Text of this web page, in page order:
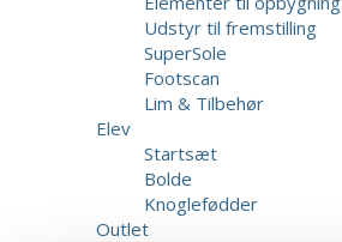
Udstyr til fremstilling
SuperSole
Footscan
Lim & Tilbehør
Elev
Startsæt
Bolde
Knoglefødder
Outlet